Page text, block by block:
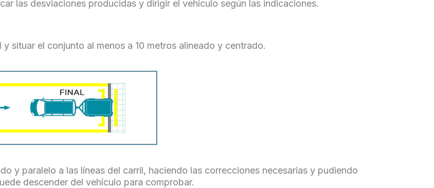
las desviaciones producidas y dirigir el vehículo según las indicaciones.
situar el conjunto al menos a 10 metros alineado y centrado.
y paralelo a las líneas del carril, haciendo las correcciones necesarias y pudiendo
descender del vehículo para comprobar.